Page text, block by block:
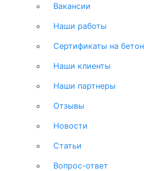
Вакансии
Наши работы
Сертификаты на бетон
Наши клиенты
Наши партнеры
Отзывы
Новости
Статьи
Вопрос-ответ